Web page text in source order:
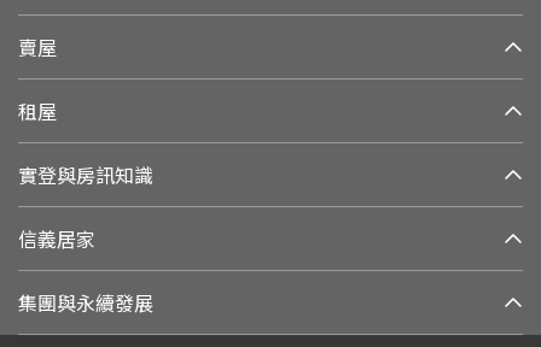
賣屋
租屋
實登與房訊知識
信義居家
集團與永續發展